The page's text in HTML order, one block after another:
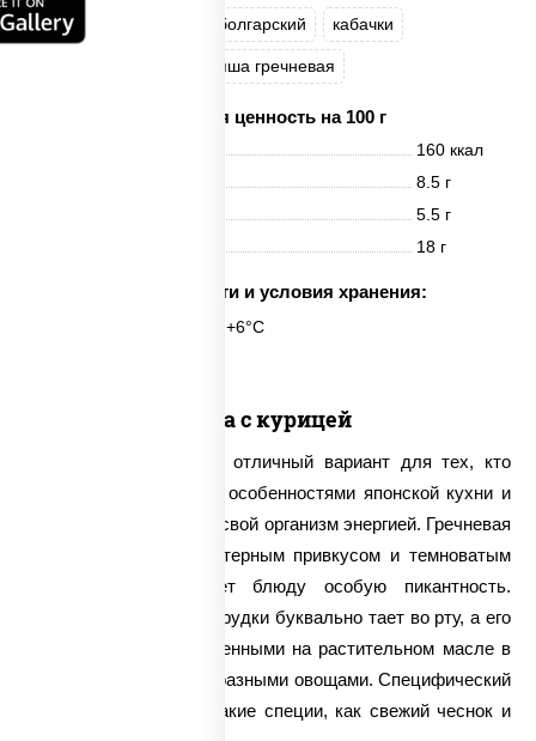
лук репчатый перец болгарский кабачки
лапша гречневая
Пищевая ценность на 100 г
160 ккал
8.5 г
5.5 г
18 г
Срок годности и условия хранения:
6 часов при t° от +2°C до +6°C
Соба с курицей
Соба с курицей – это отличный вариант для тех, кто
хочет познакомиться с особенностями японской кухни и
максимально зарядить свой организм энергией. Гречневая
лапша обладает характерным привкусом и темноватым
оттенком, что придает блюду особую пикантность.
Нежное филе куриной грудки буквально тает во рту, а его
вкус оттеняется обжаренными на растительном масле в
сковороде вок разнообразными овощами. Специфический
вкус блюду придают такие специи, как свежий чеснок и